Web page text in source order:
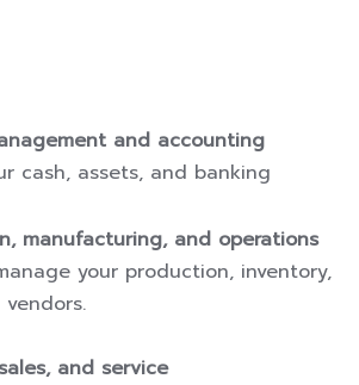
and accounting
cash, assets, and banking
manufacturing, and operations
your production, inventory,
and service